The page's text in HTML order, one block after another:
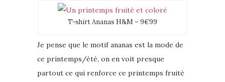
T-shirt Ananas H&M – 9€99
Je pense que le motif ananas est la mode de
ce printemps/été, on en voit presque
partout ce qui renforce ce printemps fruité